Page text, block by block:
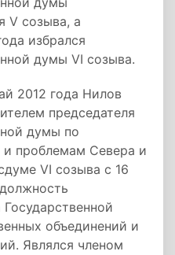
V созыва, а
избрался
думы VI созыва.
2012 года Нилов
председателя
думы по
и проблемам Севера и
VI созыва с 16
объединений и
Являлся членом